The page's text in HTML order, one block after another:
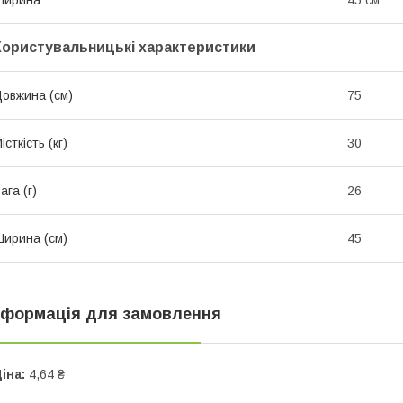
характеристики
(см) 75
(кг) 30
(г) 26
(см) 45
для замовлення
4,64 ₴